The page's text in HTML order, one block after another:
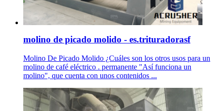
molino de picado molido - es.trituradorasf
Molino De Picado Molido ¿Cuáles son los otros usos para un
molino de café eléctrico . permanente "Así funciona un
molino", que cuenta con unos contenidos ...